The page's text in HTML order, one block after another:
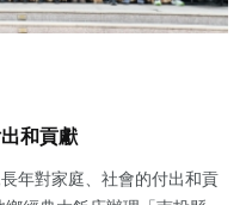
和貢獻
年對家庭、社會的付出和貢